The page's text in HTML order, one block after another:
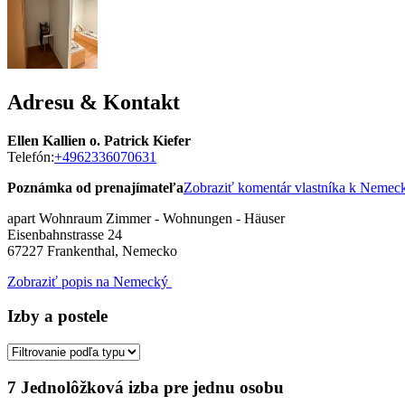
Adresu & Kontakt
Ellen Kallien o. Patrick Kiefer
Telefón:+4962336070631
Poznámka od prenajímateľaZobraziť komentár vlastníka k
apart Wohnraum Zimmer - Wohnungen - Häuser
Eisenbahnstrasse 24
67227 Frankenthal, Nemecko
Zobraziť popis na Nemecký
Izby a postele
7 Jednolôžková izba pre jednu osobu